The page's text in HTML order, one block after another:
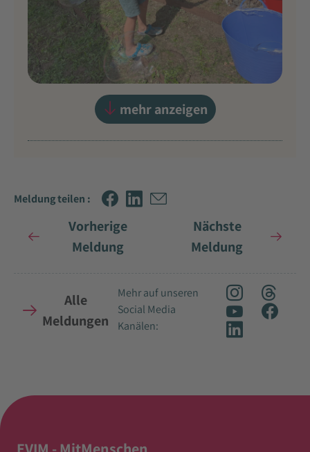
mehr anzeigen
Meldung teilen :
Vorherige
Meldung
Nächste
Meldung
Alle
Meldungen
Mehr auf unseren
Social Media
Kanälen: